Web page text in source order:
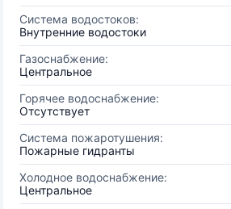
Система водостоков:
Внутренние водостоки
Газоснабжение:
Центральное
Горячее водоснабжение:
Отсутствует
Система пожаротушения:
Пожарные гидранты
Холодное водоснабжение:
Центральное